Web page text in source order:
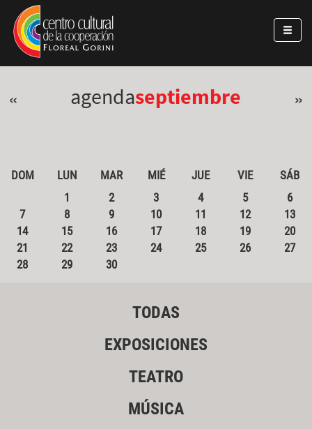
Pasar al contenido principal
Jump to main content
« agendaseptiembre »
DOM LUN MAR MIÉ JUE VIE
SÁB
1
2 3 4 5
6
7
8 9 10 11 12
13
14
15 16 17 18 19
20
21
22 23 24 25 26
27
28
29 30
TODAS
EXPOSICIONES
TEATRO
MÚSICA